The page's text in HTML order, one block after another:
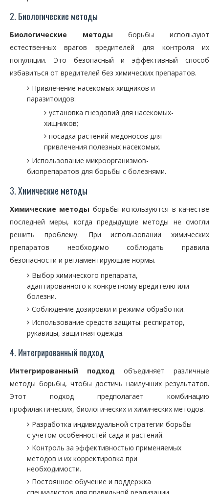
2. Биологические методы
Биологические методы борьбы используют
естественных врагов вредителей для контроля их
популяции. Это безопасный и эффективный способ
избавиться от вредителей без химических препаратов.
Привлечение насекомых-хищников и
паразитоидов:
установка гнездовий для насекомых-
хищников;
посадка растений-медоносов для
привлечения полезных насекомых.
Использование микроорганизмов-
биопрепаратов для борьбы с болезнями.
3. Химические методы
Химические методы борьбы используются в качестве
последней меры, когда предыдущие методы не смогли
решить проблему. При использовании химических
препаратов необходимо соблюдать правила
безопасности и регламентирующие нормы.
Выбор химического препарата,
адаптированного к конкретному вредителю или
болезни.
Соблюдение дозировки и режима обработки.
Использование средств защиты: респиратор,
рукавицы, защитная одежда.
4. Интегрированный подход
Интегрированный подход объединяет различные
методы борьбы, чтобы достичь наилучших результатов.
Этот подход предполагает комбинацию
профилактических, биологических и химических методов.
Разработка индивидуальной стратегии борьбы
с учетом особенностей сада и растений.
Контроль за эффективностью применяемых
методов и их корректировка при
необходимости.
Постоянное обучение и поддержка